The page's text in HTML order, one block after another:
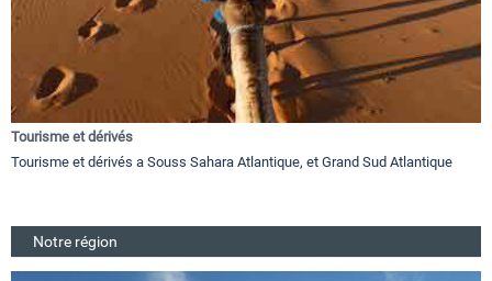
Tourisme et dérivés
Tourisme et dérivés a Souss Sahara Atlantique, et Grand Sud Atlantique
Notre région